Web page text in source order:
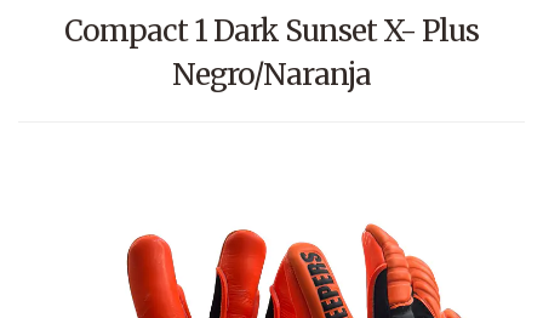
Compact 1 Dark Sunset X- Plus
Negro/Naranja